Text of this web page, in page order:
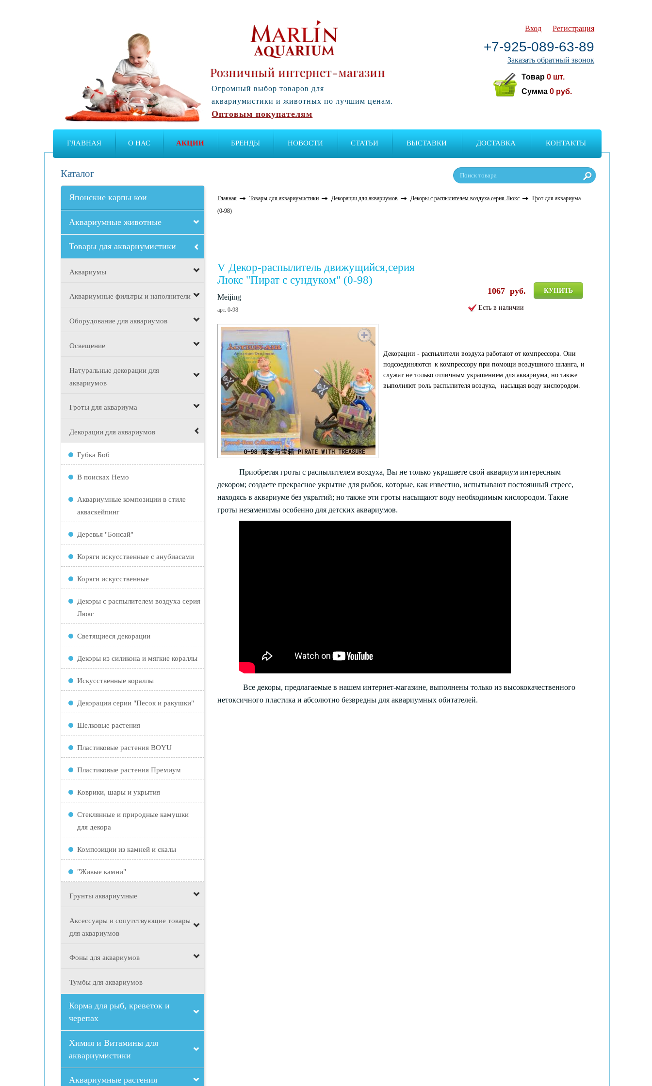
Вход |Регистрация
+7-925-089-63-89
Заказать обратный звонок
Товар0 шт.
Сумма0 руб.
Розничный интернет-магазин
Огромный выбор товаров для
аквариумистики и животных по лучшим ценам.
Оптовым покупателям
ГЛАВНАЯ О НАС АКЦИИ БРЕНДЫ НОВОСТИ СТАТЬИ ВЫСТАВКИ ДОСТАВКА КОНТАКТЫ
Каталог
Японские карпы кои
Аквариумные животные
Товары для аквариумистики
Аквариумы
Аквариумные фильтры и наполнители
Оборудование для аквариумов
Освещение
Натуральные декорации для
аквариумов
Гроты для аквариума
Декорации для аквариумов
Губка Боб
В поисках Немо
Аквариумные композиции в стиле
акваскейпинг
Деревья "Бонсай"
Коряги искусственные с анубиасами
Коряги искусственные
Декоры с распылителем воздуха серия
Люкс
Светящиеся декорации
Декоры из силикона и мягкие кораллы
Искусственные кораллы
Декорации серии "Песок и ракушки"
Шелковые растения
Пластиковые растения BOYU
Пластиковые растения Премиум
Коврики, шары и укрытия
Стеклянные и природные камушки
для декора
Композиции из камней и скалы
"Живые камни"
Грунты аквариумные
Аксессуары и сопутствующие товары
для аквариумов
Фоны для аквариумов
Тумбы для аквариумов
Корма для рыб, креветок и
черепах
Химия и Витамины для
аквариумистики
Аквариумные растения
Главная Товары для аквариумистики Декорации для аквариумов Декоры с распылителем воздуха серия Люкс
Грот для аквариума
(0-98)
V Декор-распылитель движущийся,серия
Люкс "Пират с сундуком" (0-98)
Meijing
арт. 0-98
КУПИТЬ
1067 руб.
Есть в наличии
Декорации - распылители воздуха работают от компрессора. Они
подсоединяются к компрессору при помощи воздушного шланга, и
служат не только отличным украшением для аквариума, но также
выполняют роль распылителя воздуха, насыщая воду кислородом.
Приобретая гроты с распылителем воздуха, Вы не только украшаете свой аквариум интересным
декором; создаете прекрасное укрытие для рыбок, которые, как известно, испытывают постоянный стресс,
находясь в аквариуме без укрытий; но также эти гроты насыщают воду необходимым кислородом. Такие
гроты незаменимы особенно для детских аквариумов.
Все декоры, предлагаемые в нашем интернет-магазине, выполнены только из высококачественного
нетоксичного пластика и абсолютно безвредны для аквариумных обитателей.